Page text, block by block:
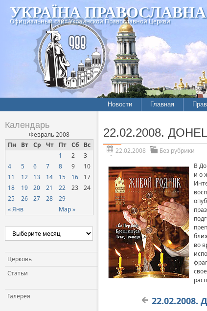
УКРАЇНА ПРАВОСЛАВНА
Официальный сайт Украинской Православной Церкви
Новости Главная
Календарь
Февраль 2008
Пн
Вт Ср Чт Пт Сб Вс
« Янв Мар »
1 2
3
4
5 6 7 8 9
10
11
12 13 14 15 16
17
18
19 20 21 22 23
24
25
26 27 28 29
Церковь
Статьи
Галерея
22.02.2008.
22.02.2008
Без рубрики
В
и о
во